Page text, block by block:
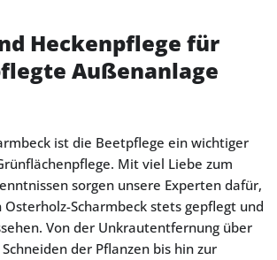
Heckenpflege für
Außenanlage
ist die Beetpflege ein wichtiger
Mit viel Liebe zum
sorgen unsere Experten dafür,
Scharmbeck stets gepflegt und
Von der Unkrautentfernung über
der Pflanzen bis hin zur